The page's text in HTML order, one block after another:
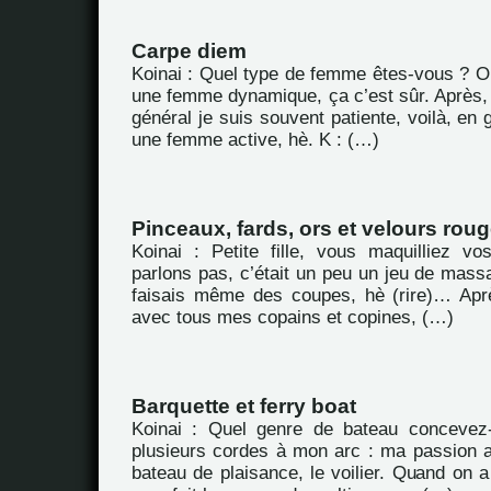
Carpe diem
Koinai : Quel type de femme êtes-vous ?
une femme dynamique, ça c’est sûr.
général je suis souvent patiente, voilà, en
une femme active, hè. K : (…)
Pinceaux, fards, ors et velours
Koinai : Petite fille, vous maquilliez
parlons pas, c’était un peu un jeu de
faisais même des coupes, hè (rire)…
avec tous mes copains et copines, (…)
Barquette et ferry boat
Koinai : Quel genre de bateau
plusieurs cordes à mon arc : ma passion
bateau de plaisance, le voilier. Quand on